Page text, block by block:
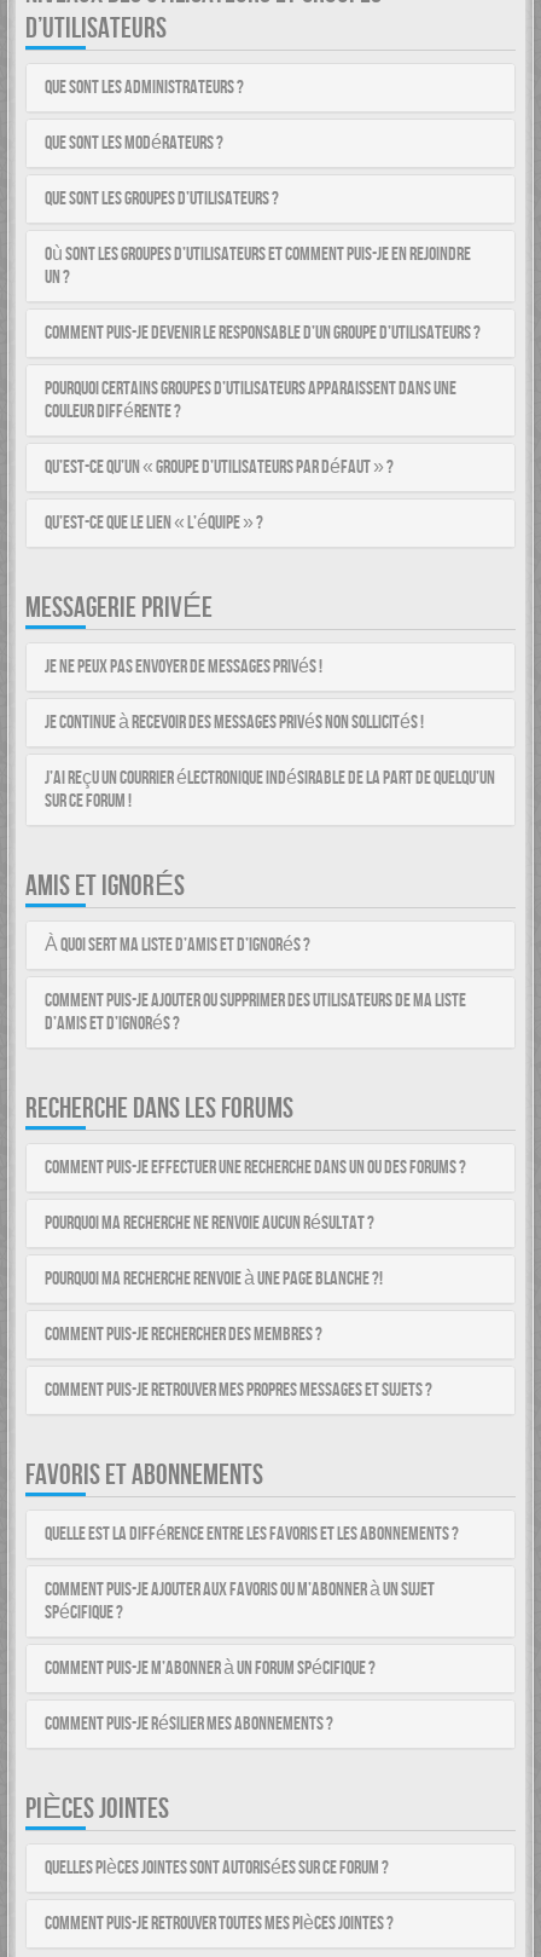
D’UTILISATEURS
Que sont les administrateurs ?
Que sont les modérateurs ?
Que sont les groupes d’utilisateurs ?
Où sont les groupes d’utilisateurs et comment puis-je en rejoindre
un ?
Comment puis-je devenir le responsable d’un groupe d’utilisateurs ?
Pourquoi certains groupes d’utilisateurs apparaissent dans une
couleur différente ?
Qu’est-ce qu’un « groupe d’utilisateurs par défaut » ?
Qu’est-ce que le lien « L’équipe » ?
MESSAGERIE PRIVÉE
Je ne peux pas envoyer de messages privés !
Je continue à recevoir des messages privés non sollicités !
J’ai reçu un courrier électronique indésirable de la part de quelqu’un
sur ce forum !
AMIS ET IGNORÉS
À quoi sert ma liste d’amis et d’ignorés ?
Comment puis-je ajouter ou supprimer des utilisateurs de ma liste
d’amis et d’ignorés ?
RECHERCHE DANS LES FORUMS
Comment puis-je effectuer une recherche dans un ou des forums ?
Pourquoi ma recherche ne renvoie aucun résultat ?
Pourquoi ma recherche renvoie à une page blanche ?!
Comment puis-je rechercher des membres ?
Comment puis-je retrouver mes propres messages et sujets ?
FAVORIS ET ABONNEMENTS
Quelle est la différence entre les favoris et les abonnements ?
Comment puis-je ajouter aux favoris ou m’abonner à un sujet
spécifique ?
Comment puis-je m’abonner à un forum spécifique ?
Comment puis-je résilier mes abonnements ?
PIÈCES JOINTES
Quelles pièces jointes sont autorisées sur ce forum ?
Comment puis-je retrouver toutes mes pièces jointes ?